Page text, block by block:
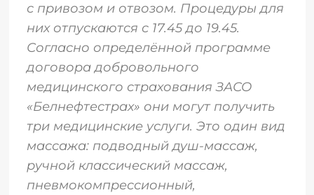
с привозом и отвозом. Процедуры для
них отпускаются с 17.45 до 19.45.
Согласно определённой программе
договора добровольного
медицинского страхования ЗАСО
«Белнефтестрах» они могут получить
три медицинские услуги. Это один вид
массажа: подводный душ-массаж,
ручной классический массаж,
пневмокомпрессионный,